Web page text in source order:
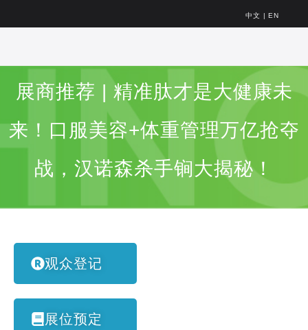
中文 | EN
展商推荐 | 精准肽才是大健康未
来！口服美容+体重管理万亿抢夺
战，汉诺森杀手锏大揭秘！
观众登记
展位预定